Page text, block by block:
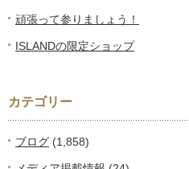
頑張って参りましょう！
ISLANDの限定ショップ
カテゴリー
ブログ (1,858)